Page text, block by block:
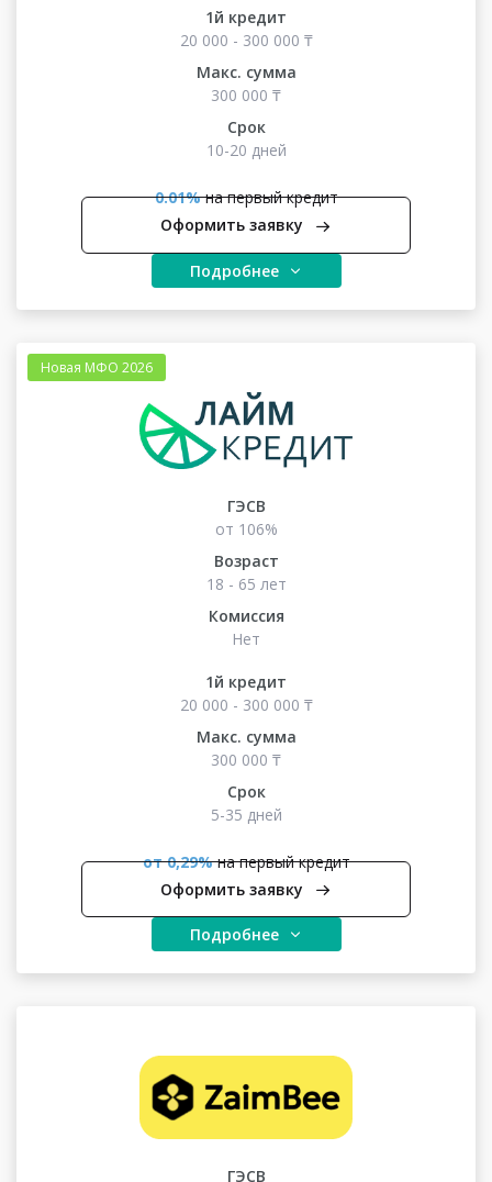
1й кредит
20 000 - 300 000 ₸
Макс. сумма
300 000 ₸
Срок
10-20 дней
0.01%на первый кредит
Оформить заявку
Подробнее
Новая МФО 2026
ГЭСВ
от 106%
Возраст
18 - 65 лет
Комиссия
Нет
1й кредит
20 000 - 300 000 ₸
Макс. сумма
300 000 ₸
Срок
5-35 дней
от 0,29%на первый кредит
Оформить заявку
Подробнее
ГЭСВ